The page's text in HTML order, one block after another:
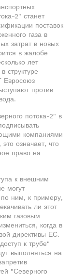
2" станет
поставок
газа в
затрат в новых
в жалобе
лет
структуре
Евросоюз
против
потока-2" в
компаниями
означает, что
право на
к внешним
могут
по ним, к примеру,
ли этот
газовым
когда в
директивы ЕС.
к трубе"
выполняться на
"Северного